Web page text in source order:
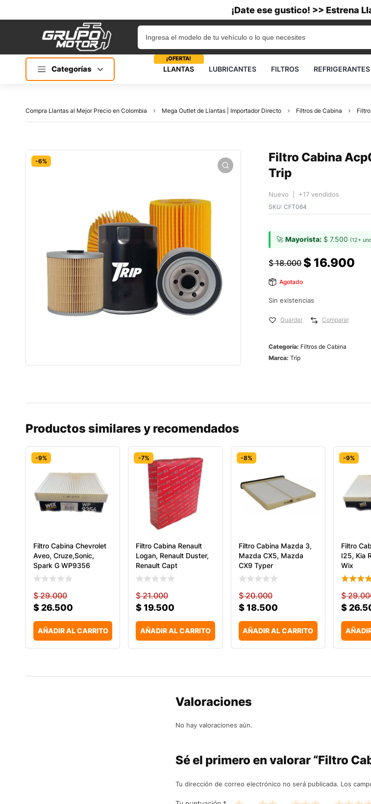
¡Date ese gustico! >> Estrena
Categorías LLANTAS
¡OFERTA!
LUBRICANTES FILTROS REFRIGERANTES
Compra Llantas al Mejor Precio en Colombia Mega Outlet de Llantas | Importador Directo Filtros de Cabina
-6%
Filtro Cabina
Trip
Nuevo | +17 vendidos
SKU: CFT064
🚀 Mayorista: $ 7.500 (12+
$18.000 $ 16.900
Agotado
Sin existencias
Guardar Comparar
Categoría: Filtros de Cabina
Marca: Trip
Productos similares y recomendados
-9%
Filtro Cabina Chevrolet
Aveo, Cruze,Sonic,
Spark G WP9356
$29.000
$26.500
AÑADIR AL CARRITO
-7%
Filtro Cabina Renault
Logan, Renault Duster,
Renault Capt
$21.000
$19.500
AÑADIR AL CARRITO
-8%
Filtro Cabina Mazda 3,
Mazda CX5, Mazda
CX9 Typer
$20.000
$18.500
AÑADIR AL CARRITO
-9%
Filtro
I25, Kia
Wix
$
$
Valoraciones
No hay valoraciones aún.
Sé el primero en valorar “Filtro
Tu dirección de correo electrónico no será publicada. Los